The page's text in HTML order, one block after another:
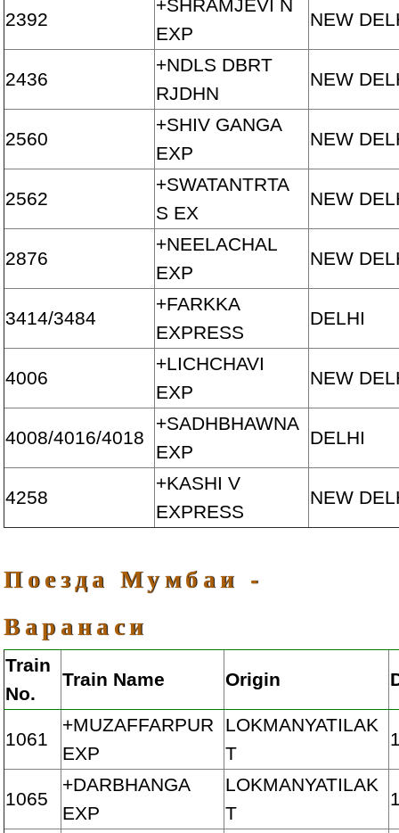
2392
+SHRAMJEVI N
EXP
NEW
2436
+NDLS DBRT
RJDHN
NEW
2560
+SHIV GANGA
EXP
NEW
2562
+SWATANTRTA
S EX
NEW
2876
+NEELACHAL
EXP
NEW
3414/3484
+FARKKA
EXPRESS
DELHI
4006
+LICHCHAVI
EXP
NEW
4008/4016/4018
+SADHBHAWNA
EXP
DELHI
4258
+KASHI V
EXPRESS
NEW
Поезда Мумбаи -
Варанаси
Train
No.
Train Name Origin
1061
+MUZAFFARPUR
EXP
LOKMANYATILAK
T
1065
+DARBHANGA
EXP
LOKMANYATILAK
T